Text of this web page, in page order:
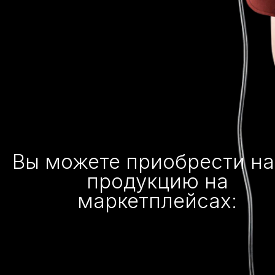
Вы можете приобрести
продукцию на
маркетплейсах: